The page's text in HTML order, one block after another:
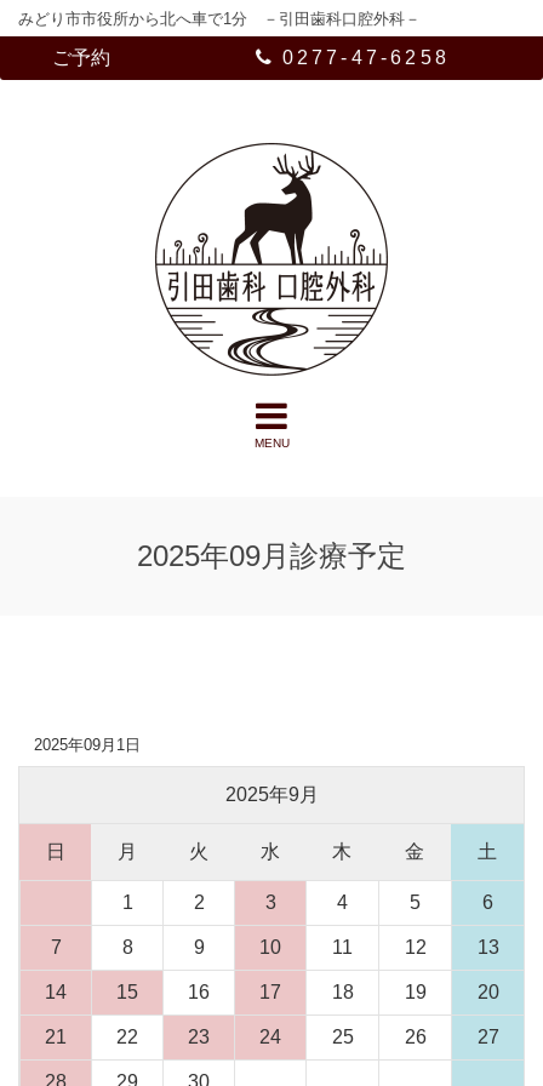
みどり市市役所から北へ車で1分 －引田歯科口腔外科－
0277-47-6258
ご予約
MENU
2025年09月診療予定
2025年09月1日
2025年9月
日 月 火 水 木 金 土
1 2 3 4 5 6
7 8 9 10 11 12 13
14 15 16 17 18 19 20
21 22 23 24 25 26 27